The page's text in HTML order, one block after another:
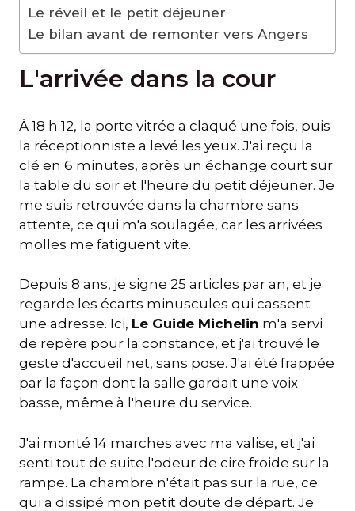
Le réveil et le petit déjeuner
Le bilan avant de remonter vers Angers
L'arrivée dans la cour
À 18 h 12, la porte vitrée a claqué une fois, puis
la réceptionniste a levé les yeux. J'ai reçu la
clé en 6 minutes, après un échange court sur
la table du soir et l'heure du petit déjeuner. Je
me suis retrouvée dans la chambre sans
attente, ce qui m'a soulagée, car les arrivées
molles me fatiguent vite.
Depuis 8 ans, je signe 25 articles par an, et je
regarde les écarts minuscules qui cassent
une adresse. Ici, Le Guide Michelin m'a servi
de repère pour la constance, et j'ai trouvé le
geste d'accueil net, sans pose. J'ai été frappée
par la façon dont la salle gardait une voix
basse, même à l'heure du service.
J'ai monté 14 marches avec ma valise, et j'ai
senti tout de suite l'odeur de cire froide sur la
rampe. La chambre n'était pas sur la rue, ce
qui a dissipé mon petit doute de départ. Je